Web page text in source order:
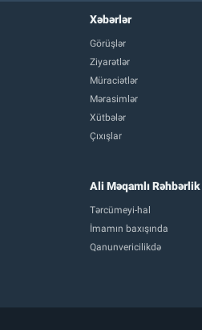
Xəbərlər
Görüşlər
Ziyarətlər
Müraciətlər
Mərasimlər
Xütbələr
Çıxışlar
Ali Məqamlı Rəhbərlik
Tərcümeyi-hal
İmamın baxışında
Qanunvericilikdə